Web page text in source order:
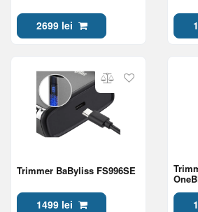
2699 lei
Trimmer BaByliss FS996SE
1499 lei